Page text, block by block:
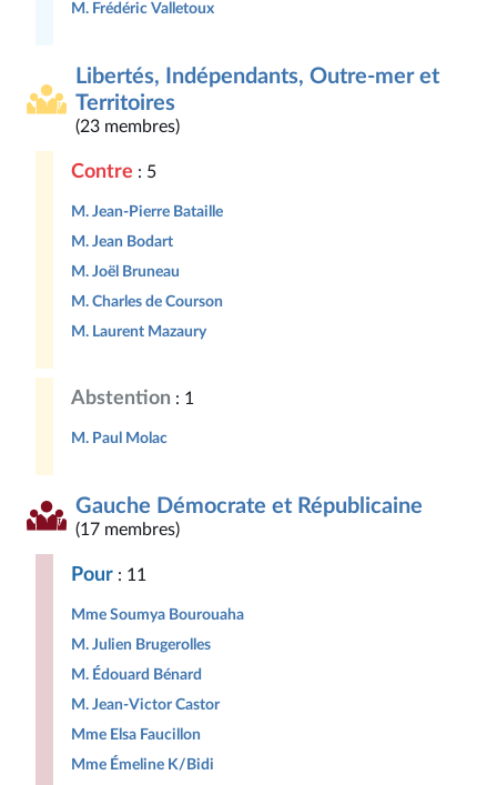
M. Frédéric Valletoux
Libertés, Indépendants, Outre-mer et
Territoires
(23 membres)
Contre : 5
M. Jean-Pierre Bataille
M. Jean Bodart
M. Joël Bruneau
M. Charles de Courson
M. Laurent Mazaury
Abstention : 1
M. Paul Molac
Gauche Démocrate et Républicaine
(17 membres)
Pour : 11
Mme Soumya Bourouaha
M. Julien Brugerolles
M. Édouard Bénard
M. Jean-Victor Castor
Mme Elsa Faucillon
Mme Émeline K/Bidi